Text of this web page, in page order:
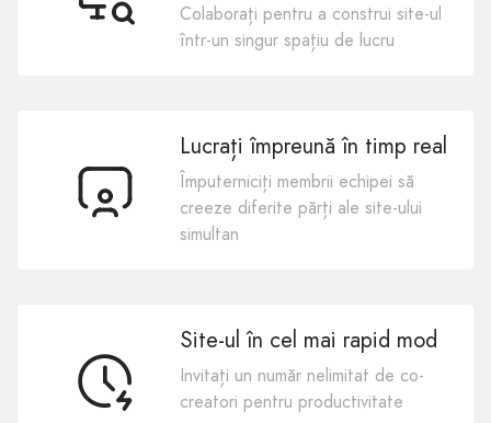
Colaborați pentru a construi site-ul
într-un singur spațiu de lucru
Lucrați împreună în timp real
Împuterniciți membrii echipei să
creeze diferite părți ale site-ului
simultan
Site-ul în cel mai rapid mod
Invitați un număr nelimitat de co-
creatori pentru productivitate